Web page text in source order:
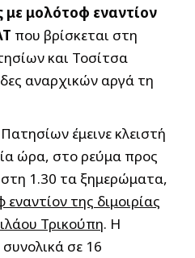
με μολότοφ εναντίον
που βρίσκεται στη
και Τοσίτσα
αναρχικών αργά τη
έμεινε κλειστή
ώρα, στο ρεύμα προς
1.30 τα ξημερώματα,
της διμοιρίας
Τρικούπη. Η
σε 16